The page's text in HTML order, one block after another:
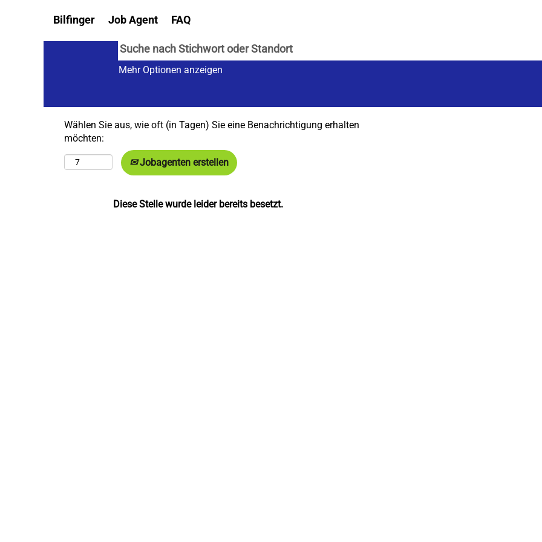
Bilfinger Job Agent FAQ
Mehr Optionen anzeigen
Wählen Sie aus, wie oft (in Tagen) Sie eine Benachrichtigung erhalten
möchten:
Jobagenten erstellen
Diese Stelle wurde leider bereits besetzt.